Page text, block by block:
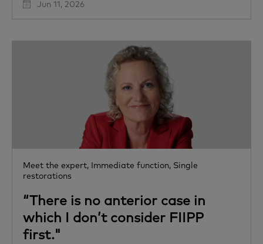
Jun 11, 2026
Meet the expert, Immediate function, Single
restorations
“There is no anterior case in
which I don’t consider FIIPP
first."